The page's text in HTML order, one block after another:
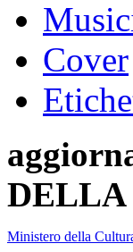
Cover
Ministero della